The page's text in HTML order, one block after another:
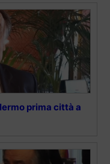
prima città a